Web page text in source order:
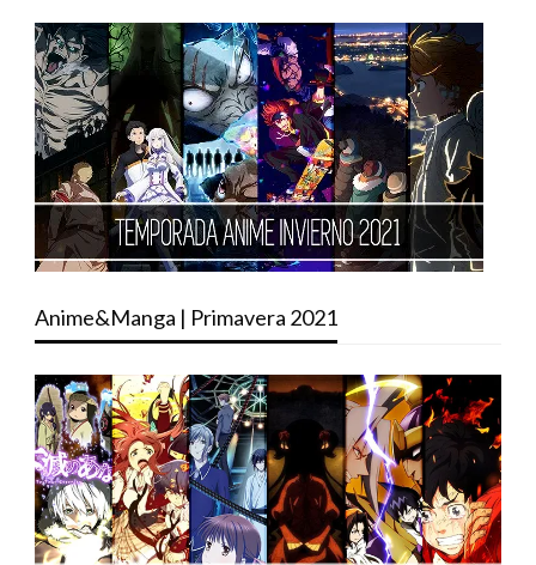
Anime&Manga | Primavera 2021